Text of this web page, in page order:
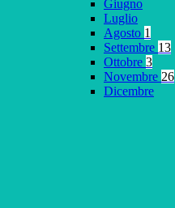
Giugno
Luglio
Agosto 1
Settembre 13
Ottobre 3
Novembre 26
Dicembre